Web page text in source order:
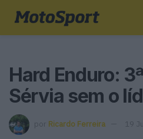
Hard Enduro:
Sérvia sem o
por Ricardo Ferreira 19